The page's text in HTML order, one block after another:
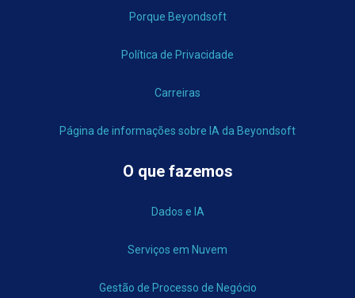
Porque Beyondsoft
Política de Privacidade
Carreiras
Página de informações sobre IA da Beyondsoft
O que fazemos
Dados e IA
Serviços em Nuvem
Gestão de Processo de Negócio